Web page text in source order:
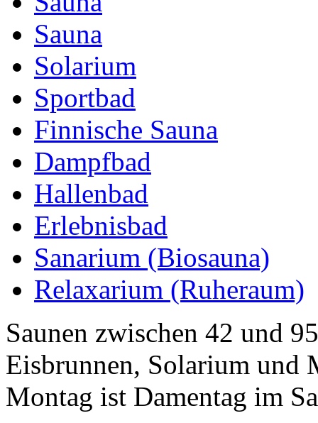
Sauna
Solarium
Sportbad
Finnische Sauna
Dampfbad
Hallenbad
Erlebnisbad
Sanarium (Biosauna)
Relaxarium (Ruheraum)
Saunen zwischen 42 und
Eisbrunnen, Solarium und
Montag ist Damentag im